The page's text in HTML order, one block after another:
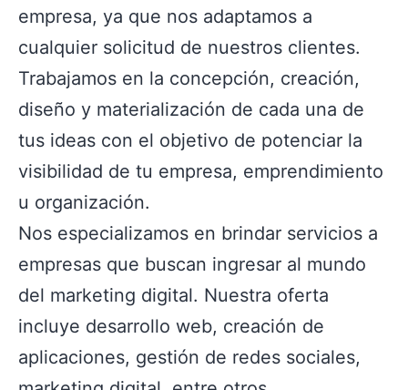
empresa, ya que nos adaptamos a
cualquier solicitud de nuestros clientes.
Trabajamos en la concepción, creación,
diseño y materialización de cada una de
tus ideas con el objetivo de potenciar la
visibilidad de tu empresa, emprendimiento
u organización.
Nos especializamos en brindar servicios a
empresas que buscan ingresar al mundo
del marketing digital. Nuestra oferta
incluye desarrollo web, creación de
aplicaciones, gestión de redes sociales,